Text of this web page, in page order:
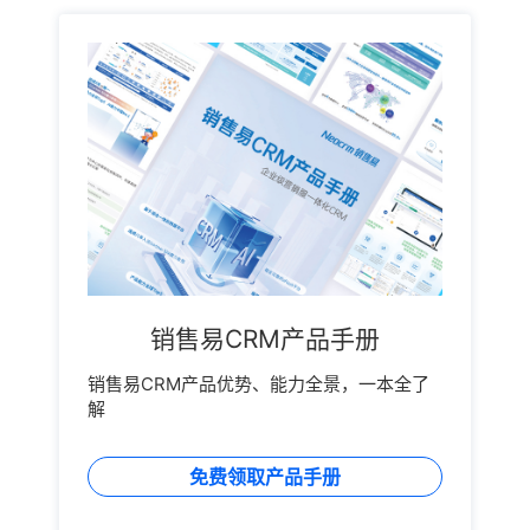
销售易CRM产品手册
销售易CRM产品优势、能力全景，一本全了
解
免费领取产品手册